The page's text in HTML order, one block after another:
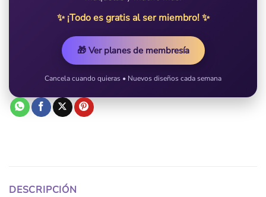
✨ ¡Todo es gratis al ser miembro! ✨
🎁 Ver planes de membresía
Cancela cuando quieras • Nuevos diseños cada semana
DESCRIPCIÓN